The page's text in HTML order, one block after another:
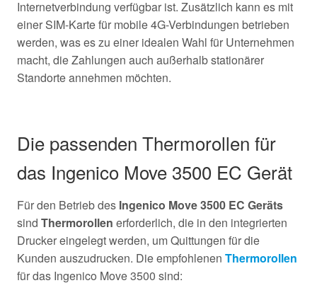
Internetverbindung verfügbar ist. Zusätzlich kann es mit
einer SIM-Karte für mobile 4G-Verbindungen betrieben
werden, was es zu einer idealen Wahl für Unternehmen
macht, die Zahlungen auch außerhalb stationärer
Standorte annehmen möchten.
Die passenden Thermorollen für
das Ingenico Move 3500 EC Gerät
Für den Betrieb des Ingenico Move 3500 EC Geräts
sind Thermorollen erforderlich, die in den integrierten
Drucker eingelegt werden, um Quittungen für die
Kunden auszudrucken. Die empfohlenen Thermorollen
für das Ingenico Move 3500 sind: